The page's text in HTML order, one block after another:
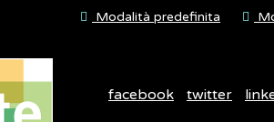
Modalità predefinita
facebook twitter